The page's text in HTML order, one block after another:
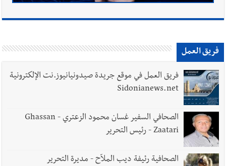
فريق العمل
فريق العمل في موقع جريدة صيدونيانيوز.نت الإلكترونية
Sidonianews.net
الصحافي السفير غسان محمود الزعتري - Ghassan
Zaatari - رئيس التحرير
الصحافية رئيفة ديب الملاّح - مديرة التحرير